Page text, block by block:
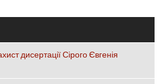
дисертації Сірого Євгенія